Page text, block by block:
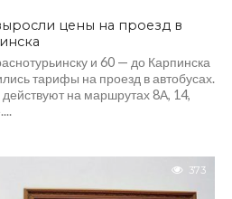
цены на проезд в
и 60 — до Карпинска
тарифы на проезд в автобусах.
на маршрутах 8А, 14,
373